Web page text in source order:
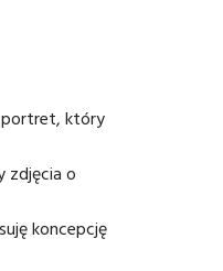
portret, który
zdjęcia o
koncepcję